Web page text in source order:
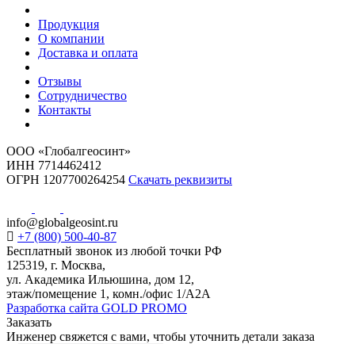
Продукция
О компании
Доставка и оплата
Отзывы
Сотрудничество
Контакты
ООО «Глобалгеосинт»
ИНН 7714462412
ОГРН 1207700264254 Скачать реквизиты
info@globalgeosint.ru
+7 (800) 500-40-87
Бесплатный звонок из любой точки РФ
125319, г. Москва,
ул. Академика Ильюшина, дом 12,
этаж/помещение 1, комн./офис 1/А2А
Разработка сайта GOLD PROMO
Заказать
Инженер свяжется с вами, чтобы уточнить детали заказа